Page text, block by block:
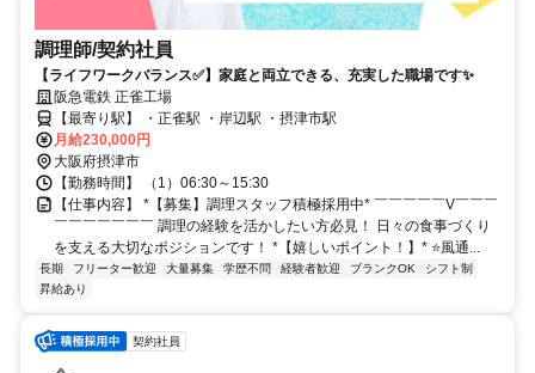
調理師/契約社員
【ライフワークバランス✅️】家庭と両立できる、充実した職場です✨
阪急電鉄 正雀工場
【最寄り駅】 ・正雀駅 ・岸辺駅 ・摂津市駅
月給230,000円
大阪府摂津市
【勤務時間】 （1）06:30～15:30
【仕事内容】 *【募集】調理スタッフ積極採用中* ￣￣￣￣￣V￣￣￣
￣￣￣￣￣￣￣ 調理の経験を活かしたい方必見！ 日々の食事づくり
を支える大切なポジションです！ *【嬉しいポイント！】* ⭐️風通...
長期 フリーター歓迎 大量募集 学歴不問 経験者歓迎 ブランクOK
シフト制
昇給あり
契約社員